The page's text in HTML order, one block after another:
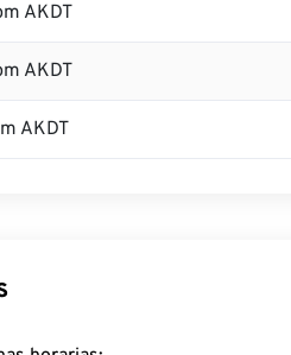
AKDT
AKDT
AKDT